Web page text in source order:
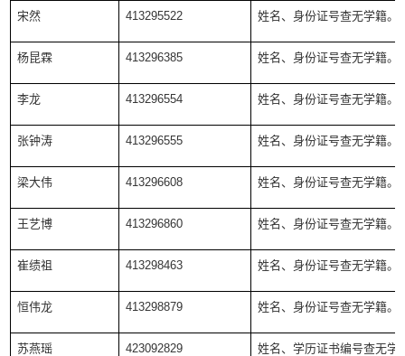
宋然 413295522 姓名、身份证号查无学籍。
杨昆霖 413296385 姓名、身份证号查无学籍。
李龙 413296554 姓名、身份证号查无学籍。
张钟涛 413296555 姓名、身份证号查无学籍。
梁大伟 413296608 姓名、身份证号查无学籍。
王艺博 413296860 姓名、身份证号查无学籍。
崔绩祖 413298463 姓名、身份证号查无学籍。
恒伟龙 413298879 姓名、身份证号查无学籍。
苏燕瑶 423092829 姓名、学历证书编号查无学